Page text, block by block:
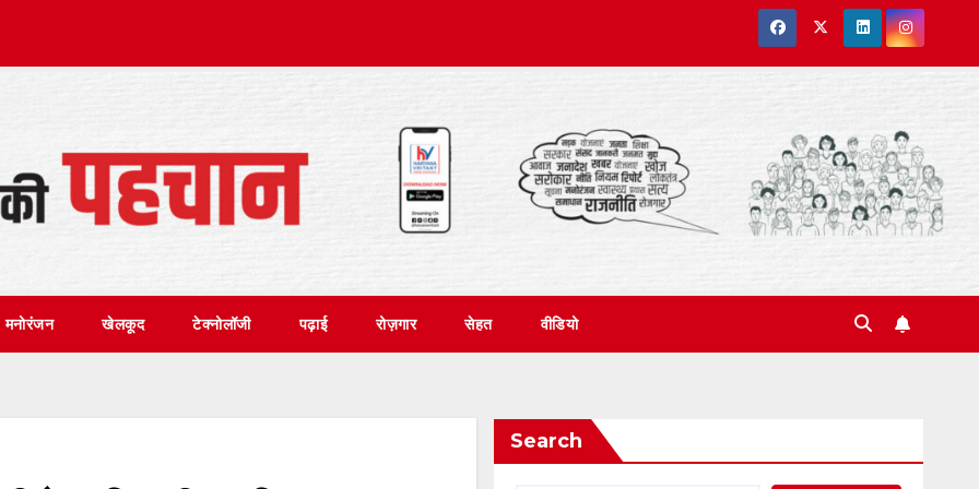
मनोरंजन खेलकूद टेक्नोलॉजी पढ़ाई रोज़गार सेहत वीडियो
Search